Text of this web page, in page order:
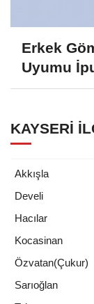
Erkek
Uyumu
KAYSERI
Akkışla
Develi
Hacılar
Kocasinan
Özvatan(Çukur)
Sarıoğlan